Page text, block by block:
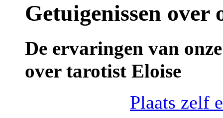
Getuigenissen over
De ervaringen van
over tarotist Eloise
Plaats zelf